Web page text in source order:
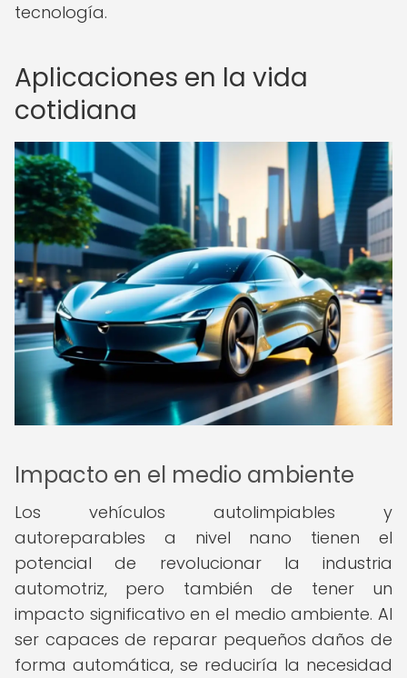
tecnología.
Aplicaciones en la vida
cotidiana
Impacto en el medio ambiente
Los vehículos autolimpiables y
autoreparables a nivel nano tienen el
potencial de revolucionar la industria
automotriz, pero también de tener un
impacto significativo en el medio ambiente. Al
ser capaces de reparar pequeños daños de
forma automática, se reduciría la necesidad